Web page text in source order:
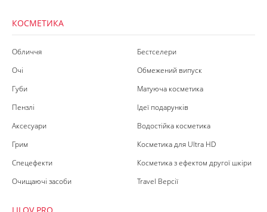
КОСМЕТИКА
Обличчя
Очі
Губи
Пензлі
Аксесуари
Грим
Спецефекти
Очищаючі засоби
Бестселери
Обмежений випуск
Матуюча косметика
Ідеї подарунків
Водостійка косметика
Косметика для Ultra HD
Косметика з ефектом другої шкіри
Travel Версії